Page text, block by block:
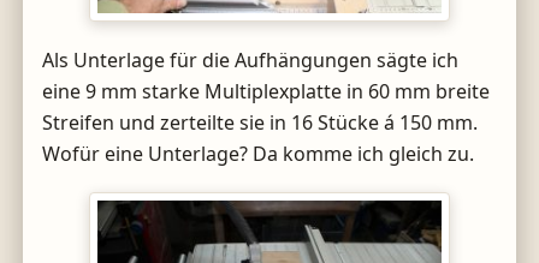
Als Unterlage für die Aufhängungen sägte ich
eine 9 mm starke Multiplexplatte in 60 mm breite
Streifen und zerteilte sie in 16 Stücke á 150 mm.
Wofür eine Unterlage? Da komme ich gleich zu.